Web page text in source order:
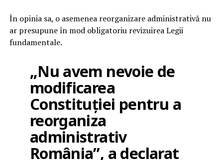
În opinia sa, o asemenea reorganizare administrativă nu
ar presupune în mod obligatoriu revizuirea Legii
fundamentale.
„Nu avem nevoie de
modificarea
Constituției pentru a
reorganiza
administrativ
România”, a declarat